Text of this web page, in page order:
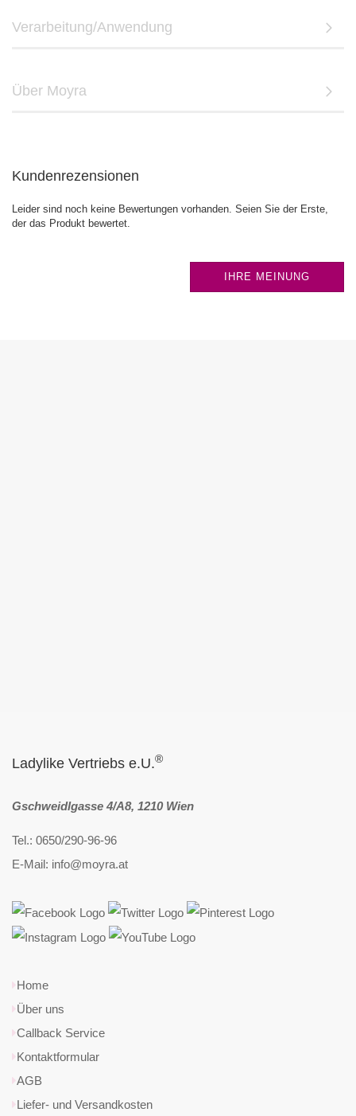
Verarbeitung/Anwendung
Über Moyra
Kundenrezensionen
Leider sind noch keine Bewertungen vorhanden. Seien Sie der Erste,
der das Produkt bewertet.
IHRE MEINUNG
Ladylike Vertriebs e.U.®
Gschweidlgasse 4/A8, 1210 Wien
Tel.: 0650/290-96-96
E-Mail: info@moyra.at
Home
Über uns
Callback Service
Kontaktformular
AGB
Liefer- und Versandkosten